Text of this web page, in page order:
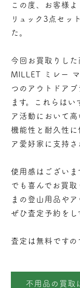
この度、お客様
リュック3点セッ
た。
今回お買取りし
MILLET ミレー
つのアウトドア
ます。これらは
ア活動において高
機能性と耐久性
ア愛好家に支持さ
使用感はござい
でも喜んでお買取
まの登山用品やア
ぜひ査定予約をし
査定は無料ですの
不用品の買取